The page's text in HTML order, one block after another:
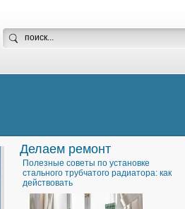
Делаем ремонт
Полезные советы по установке
стального трубчатого радиатора: как
действовать